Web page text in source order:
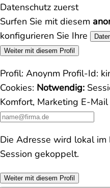
Datenschutz zuerst
Surfen Sie mit diesem
konfigurieren Sie Ihre
Weiter mit diesem Profil
Profil: Anoynm Profil-Id:
Cookies: Notwendig:
Komfort, Marketing E-Mail
Die Adresse wird lokal
Session gekoppelt.
Weiter mit diesem Profil